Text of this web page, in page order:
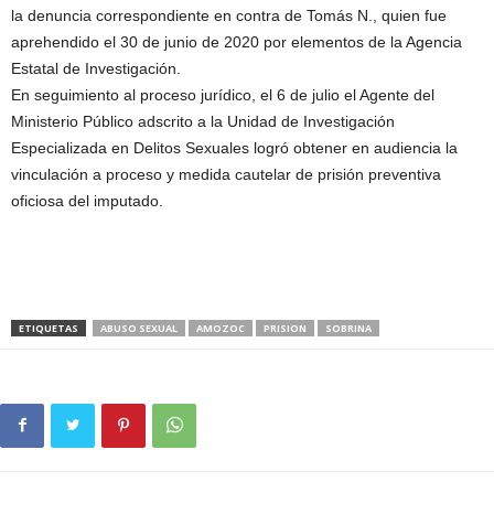
la denuncia correspondiente en contra de Tomás N., quien fue
aprehendido el 30 de junio de 2020 por elementos de la Agencia
Estatal de Investigación.
En seguimiento al proceso jurídico, el 6 de julio el Agente del
Ministerio Público adscrito a la Unidad de Investigación
Especializada en Delitos Sexuales logró obtener en audiencia la
vinculación a proceso y medida cautelar de prisión preventiva
oficiosa del imputado.
ETIQUETAS ABUSO SEXUAL AMOZOC PRISION SOBRINA